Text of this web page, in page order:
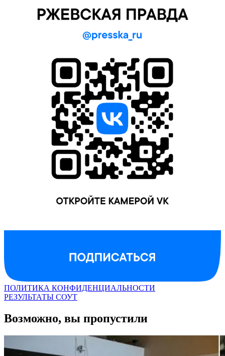
ПОЛИТИКА КОНФИДЕНЦИАЛЬНОСТИ
РЕЗУЛЬТАТЫ СОУТ
Возможно, вы пропустили